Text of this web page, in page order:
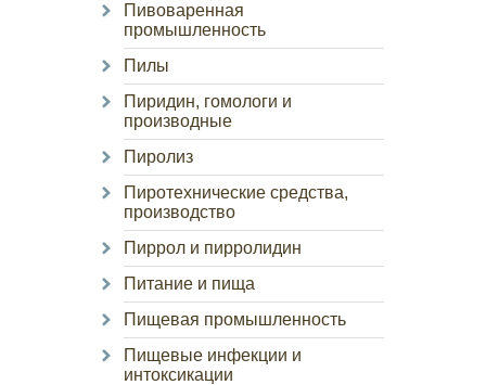
Пивоваренная
промышленность
Пилы
Пиридин, гомологи и
производные
Пиролиз
Пиротехнические средства,
производство
Пиррол и пирролидин
Питание и пища
Пищевая промышленность
Пищевые инфекции и
интоксикации